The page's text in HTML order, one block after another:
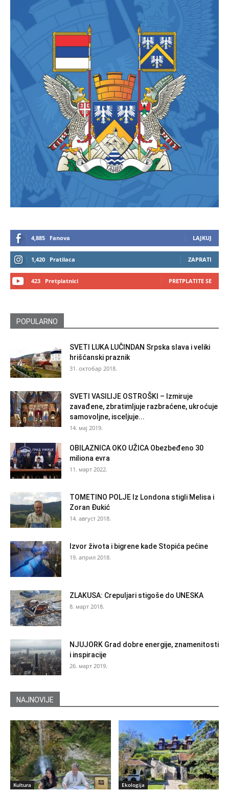
4,885 Fanova LAJKUJ
1,420 Pratilaca ZAPRATI
423 Pretplatnici PRETPLATITE SE
POPULARNO
SVETI LUKA LUČINDAN Srpska slava i veliki
hrišćanski praznik
31. октобар 2018.
SVETI VASILIJE OSTROŠKI – Izmiruje
zavađene, zbratimljuje razbraćene, ukroćuje
samovoljne, isceljuje...
14. мај 2019.
OBILAZNICA OKO UŽICA Obezbeđeno 30
miliona evra
11. март 2022.
TOMETINO POLJE Iz Londona stigli Melisa i
Zoran Đukić
14. август 2018.
Izvor života i bigrene kade Stopića pećine
19. април 2018.
ZLAKUSA: Crepuljari stigoše do UNESKA
8. март 2018.
NJUJORK Grad dobre energije, znamenitosti
i inspiracije
26. март 2019.
NAJNOVIJE
Kultura Ekologija